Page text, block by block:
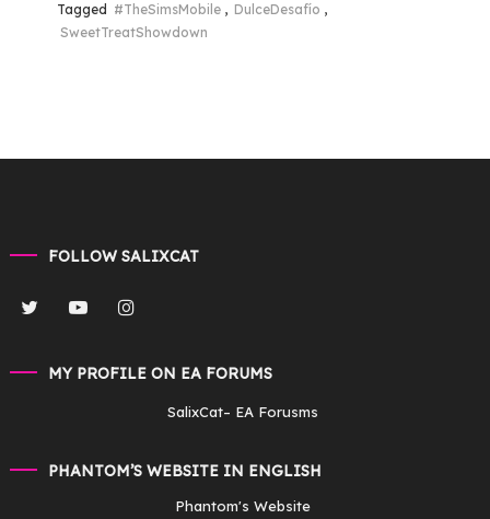
Tagged #TheSimsMobile , DulceDesafío ,
SweetTreatShowdown
FOLLOW SALIXCAT
MY PROFILE ON EA FORUMS
SalixCat– EA Forusms
PHANTOM’S WEBSITE IN ENGLISH
Phantom's Website